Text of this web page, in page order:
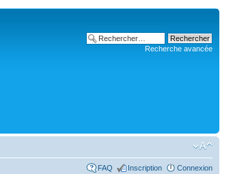
Recherche avancée
FAQ Inscription Connexion